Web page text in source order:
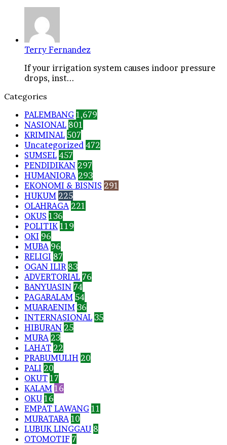
Terry Fernandez
If your irrigation system causes indoor pressure
drops, inst...
Categories
PALEMBANG 1,679
NASIONAL 801
KRIMINAL 507
Uncategorized 472
SUMSEL 457
PENDIDIKAN 297
HUMANIORA 293
EKONOMI & BISNIS 291
HUKUM 225
OLAHRAGA 221
OKUS 136
POLITIK 119
OKI 96
MUBA 96
RELIGI 87
OGAN ILIR 83
ADVERTORIAL 76
BANYUASIN 74
PAGARALAM 54
MUARAENIM 36
INTERNASIONAL 35
HIBURAN 25
MURA 23
LAHAT 22
PRABUMULIH 20
PALI 20
OKUT 17
KALAM 16
OKU 16
EMPAT LAWANG 11
MURATARA 10
LUBUK LINGGAU 8
OTOMOTIF 7